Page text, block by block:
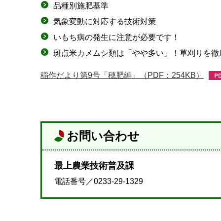
品種別施肥基準
気象変動に対応する技術対策
いもち病の発生に注意が必要です！
斑点米カメムシ類は「やや多い」！草刈りを徹
稲作だより第9号「穂肥編」（PDF：254KB）
お問い合わせ
最上農業技術普及課
電話番号／0233-29-1329